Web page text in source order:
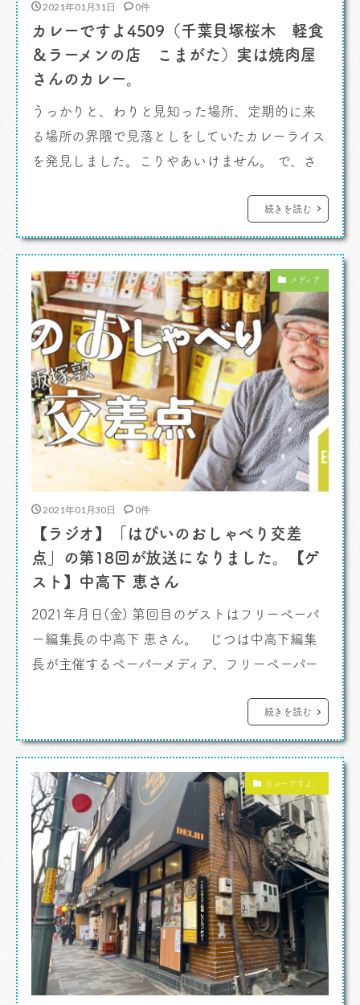
2021年01月31日 0件
カレーですよ4509（千葉貝塚桜木 軽食
＆ラーメンの店 こまがた）実は焼肉屋
さんのカレー。
うっかりと、わりと見知った場所、定期的に来
る場所の界隈で見落としをしていたカレーライス
を発見しました。こりやあいけません。 で、さ
かなか大変なものだったんです。 カレーです
よ。 訳あって千葉、加曽利町あたりには定期
済ませる場所の至近。細い街道沿いの路地をも
[…]
続きを読む
メディア
2021年01月30日 0件
【ラジオ】「はぴいのおしゃべり交差
点」の第18回が放送になりました。【ゲ
スト】中高下 恵さん
2021年月日(金) 第回目のゲストはフリーペーパ
ー編集長の中高下 恵さん。 じつは中高下編集
長が主催するペーパーメディア、フリーペーパー
連載を持たせてもらっています。 発行部数4万
部、Amazonを検索するとKindle版も用意されま
は99円。街のスタンドで手に入らないときに発
送をお願い […]
続きを読む
カレーですよ。